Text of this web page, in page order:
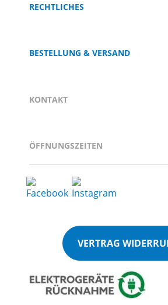
RECHTLICHES
BESTELLUNG & VERSAND
KONTAKT
ÖFFNUNGSZEITEN
VERTRAG